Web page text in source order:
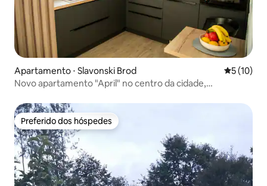
Apartamento ⋅ Slavonski Brod 5 de uma
5 (10)
Novo apartamento "April" no centro da cidade,
Preferido dos hóspedes
Preferido dos hóspedes